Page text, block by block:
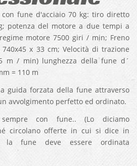
con fune d'acciaio 70 kg: tiro diretto
potenza del motore a due tempi a
motore 7500 giri / min; Freno
x 33 cm; Velocità di trazione
m / min) lunghezza della fune d´
= 110 m
guida forzata della fune attraverso
avvolgimento perfetto ed ordinato.
con fune.. (Lo diciamo
circolano offerte in cui si dice in
la fune deve essere ordinata